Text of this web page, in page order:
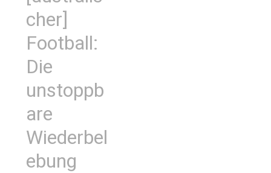
cher]
Football:
Die
unstoppb
are
Wiederbel
ebung